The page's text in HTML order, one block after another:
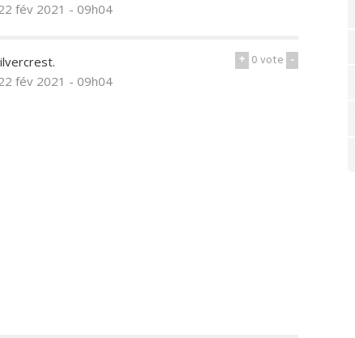
fév 2021 - 09h04
+ 0vote -
fév 2021 - 09h04